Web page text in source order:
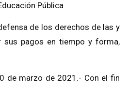
Pública
de los derechos de las y
sus pagos en tiempo y forma,
de marzo de 2021.- Con el fin